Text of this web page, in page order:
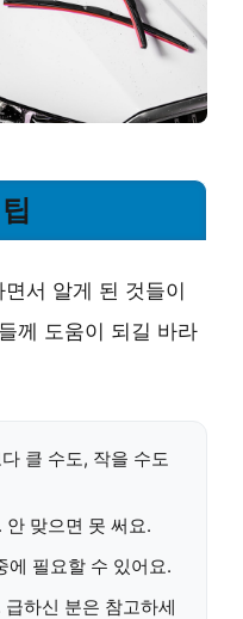
서 알게 된 것들이
께 도움이 되길 바라
클 수도, 작을 수도
맞으면 못 써요.
에 필요할 수 있어요.
하신 분은 참고하세